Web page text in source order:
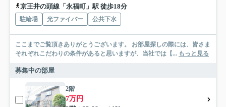
京王井の頭線「永福町」駅 徒歩18分
駐輪場 光ファイバー 公共下水
ここまでご覧頂きありがとうございます。 お部屋探しの際には、皆さま
それぞれこだわりの条件があると思いますが、当社では【... もっと見る
募集中の部屋
2階
7万円